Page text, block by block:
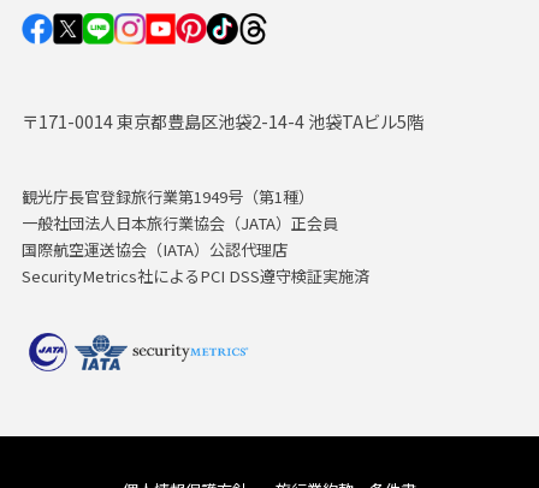
〒171-0014 東京都豊島区池袋2-14-4 池袋TAビル5階
観光庁長官登録旅行業第1949号（第1種）
一般社団法人日本旅行業協会（JATA）正会員
国際航空運送協会（IATA）公認代理店
SecurityMetrics社によるPCI DSS遵守検証実施済